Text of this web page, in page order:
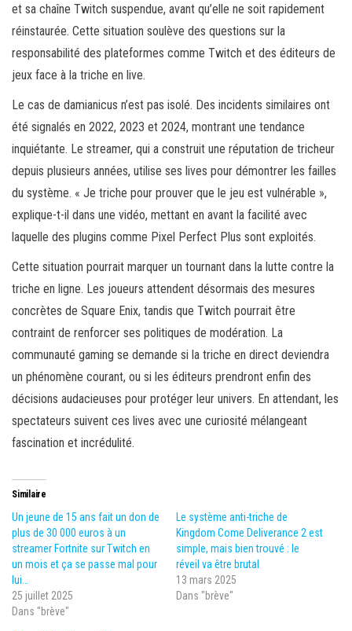
et sa chaîne Twitch suspendue, avant qu’elle ne soit rapidement
réinstaurée. Cette situation soulève des questions sur la
responsabilité des plateformes comme Twitch et des éditeurs de
jeux face à la triche en live.
Le cas de damianicus n’est pas isolé. Des incidents similaires ont
été signalés en 2022, 2023 et 2024, montrant une tendance
inquiétante. Le streamer, qui a construit une réputation de tricheur
depuis plusieurs années, utilise ses lives pour démontrer les failles
du système. « Je triche pour prouver que le jeu est vulnérable »,
explique-t-il dans une vidéo, mettant en avant la facilité avec
laquelle des plugins comme Pixel Perfect Plus sont exploités.
Cette situation pourrait marquer un tournant dans la lutte contre la
triche en ligne. Les joueurs attendent désormais des mesures
concrètes de Square Enix, tandis que Twitch pourrait être
contraint de renforcer ses politiques de modération. La
communauté gaming se demande si la triche en direct deviendra
un phénomène courant, ou si les éditeurs prendront enfin des
décisions audacieuses pour protéger leur univers. En attendant, les
spectateurs suivent ces lives avec une curiosité mélangeant
fascination et incrédulité.
Similaire
Un jeune de 15 ans fait un don de
plus de 30 000 euros à un
streamer Fortnite sur Twitch en
un mois et ça se passe mal pour
lui…
25 juillet 2025
Dans "brève"
Le système anti-triche de
Kingdom Come Deliverance 2 est
simple, mais bien trouvé : le
réveil va être brutal
13 mars 2025
Dans "brève"